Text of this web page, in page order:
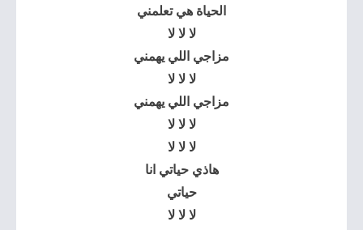
الحياة هي تعلمني
لا لا لا
مزاجي اللي يهمني
لا لا لا
مزاجي اللي يهمني
لا لا لا
لا لا لا
هاذي حياتي انا
حياتي
لا لا لا